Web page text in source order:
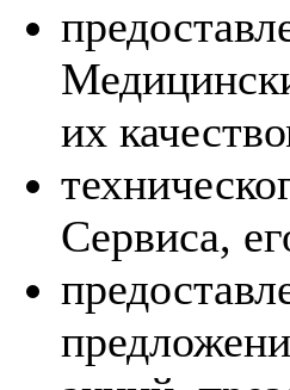
их
Сервиса,